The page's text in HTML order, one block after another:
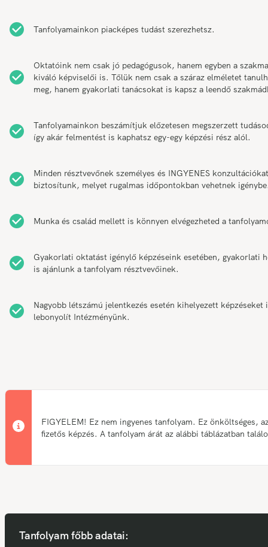
Tanfolyamainkon piacképes tudást szerezhetsz.
Oktatóink nem csak jó pedagógusok, hanem egyben a szakma
kiváló képviselői is. Tőlük nem csak a száraz elméletet
meg, hanem gyakorlati tanácsokat is kapsz a leendő
Tanfolyamainkon beszámítjuk előzetesen megszerzett
így akár felmentést is kaphatsz egy-egy képzési rész alól.
Minden résztvevőnek személyes és INGYENES konzultációkat
biztosítunk, melyet rugalmas időpontokban vehetnek
Munka és család mellett is könnyen elvégezheted a
Gyakorlati oktatást igénylő képzéseink esetében, gyakorlati
is ajánlunk a tanfolyam résztvevőinek.
Nagyobb létszámú jelentkezés esetén kihelyezett képzéseket
lebonyolít Intézményünk.
FIGYELEM! Ez nem ingyenes tanfolyam. Ez önköltséges,
fizetős képzés. A tanfolyam árát az alábbi táblázatban
Tanfolyam főbb adatai: